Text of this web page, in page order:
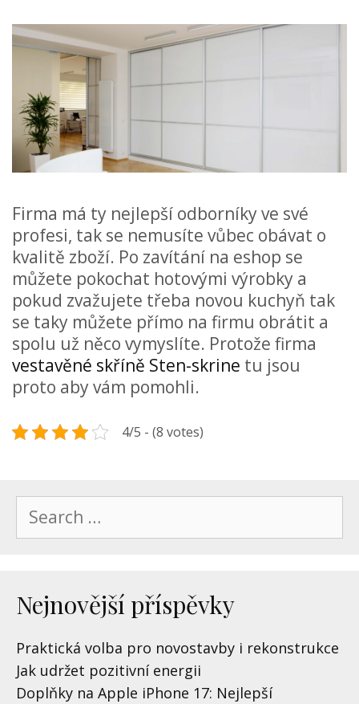
Firma má ty nejlepší odborníky ve své
profesi, tak se nemusíte vůbec obávat o
kvalitě zboží. Po zavítání na eshop se
můžete pokochat hotovými výrobky a
pokud zvažujete třeba novou kuchyň tak
se taky můžete přímo na firmu obrátit a
spolu už něco vymyslíte. Protože firma
vestavěné skříně Sten-skrine tu jsou
proto aby vám pomohli.
4/5 - (8 votes)
for:
Nejnovější příspěvky
Praktická volba pro novostavby i rekonstrukce
Jak udržet pozitivní energii
Doplňky na Apple iPhone 17: Nejlepší